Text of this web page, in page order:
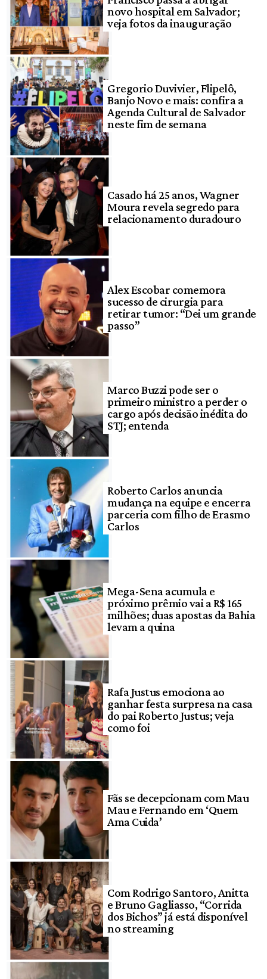
novo hospital em Salvador;
veja fotos da inauguração
Gregorio Duvivier, Flipelô,
Banjo Novo e mais: confira a
Agenda Cultural de Salvador
neste fim de semana
Casado há 25 anos, Wagner
Moura revela segredo para
relacionamento duradouro
Alex Escobar comemora
sucesso de cirurgia para
retirar tumor: “Dei um grande
passo”
Marco Buzzi pode ser o
primeiro ministro a perder o
cargo após decisão inédita do
STJ; entenda
Roberto Carlos anuncia
mudança na equipe e encerra
parceria com filho de Erasmo
Carlos
Mega-Sena acumula e
próximo prêmio vai a R$ 165
milhões; duas apostas da Bahia
levam a quina
Rafa Justus emociona ao
ganhar festa surpresa na casa
do pai Roberto Justus; veja
como foi
Fãs se decepcionam com Mau
Mau e Fernando em ‘Quem
Ama Cuida’
Com Rodrigo Santoro, Anitta
e Bruno Gagliasso, “Corrida
dos Bichos” já está disponível
no streaming